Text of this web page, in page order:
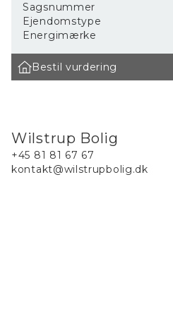
Beskrivelse af den solgte bolig:
glaseret tegltag, kobber
døre i mahogni træ,
En virkelig dejlig villa som de
Områder er børnevenligt med
idrætshaller, indkøb, institutioner,
Sagsnummer
Ejendomstype
Energimærke
Bestil vurdering
Wilstrup Bolig
+45 81 81 67 67
kontakt@wilstrupbolig.dk